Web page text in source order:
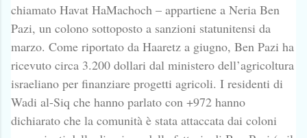
chiamato Havat HaMachoch – appartiene a Neria Ben
Pazi, un colono sottoposto a sanzioni statunitensi da
marzo. Come riportato da Haaretz a giugno, Ben Pazi ha
ricevuto circa 3.200 dollari dal ministero dell’agricoltura
israeliano per finanziare progetti agricoli. I residenti di
Wadi al-Siq che hanno parlato con +972 hanno
dichiarato che la comunità è stata attaccata dai coloni